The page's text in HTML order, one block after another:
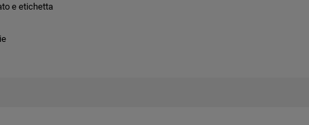
e etichetta